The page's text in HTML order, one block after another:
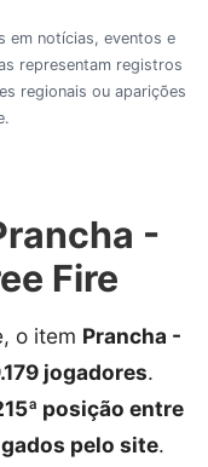
em notícias, eventos e
representam registros
regionais ou aparições
-
Fire
o item Prancha -
jogadores.
posição entre
pelo site.